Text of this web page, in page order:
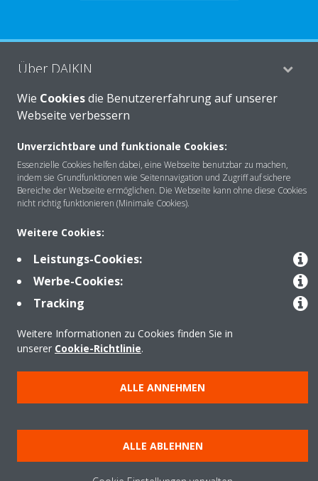
Über DAIKIN
Anwendungsbereiche
Kontakt
Produkte
Copyright © Daikin
Impressum
Unternehmensethik
Data Act
Wie Cookiesdie Benutzererfahrung auf unserer
Webseite verbessern
Unverzichtbare und funktionale Cookies:
Essenzielle Cookies helfen dabei, eine Webseite benutzbar zu machen,
indem sie Grundfunktionen wie Seitennavigation und Zugriff auf sichere
Bereiche der Webseite ermöglichen. Die Webseite kann ohne diese Cookies
nicht richtig funktionieren (Minimale Cookies).
Weitere Cookies:
Leistungs-Cookies:
Werbe-Cookies:
Tracking
Weitere Informationen zu Cookies finden Sie in
unserer Cookie-Richtlinie.
ALLE ANNEHMEN
ALLE ABLEHNEN